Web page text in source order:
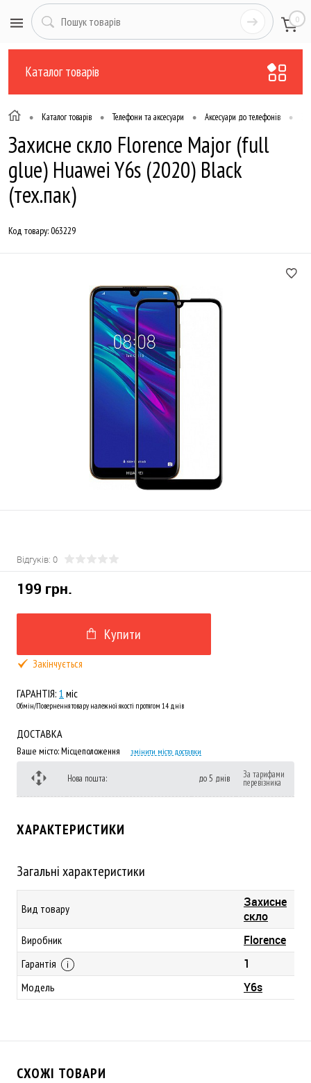
0
Каталог товарів
• Каталог товарів • Телефони та аксесуари • Аксесуари до телефонів •
Захисне скло Florence Major (full
glue) Huawei Y6s (2020) Black
(тех.пак)
Код товару:063229
Відгуків: 0
199 грн.
Купити
Закінчується
ГАРАНТІЯ: 1 міс
Обмін/Повернення товару належної якості протягом 14 днів
ДОСТАВКА
Ваше місто:Місцеположення змінити місто доставки
Нова пошта: до 5 днів За тарифами
перевізника
ХАРАКТЕРИСТИКИ
Загальні характеристики
Вид товару
Захисне
скло
Виробник Florence
Гарантія 1
Модель Y6s
СХОЖІ ТОВАРИ